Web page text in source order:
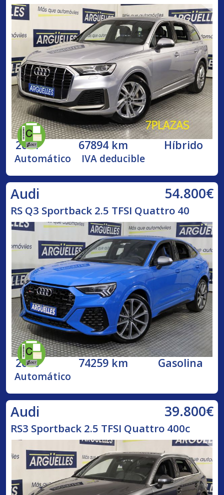
2021 67894 km Híbrido
Automático IVA deducible
Audi 54.800€
RS Q3 Sportback 2.5 TFSI Quattro 40
2020 74259 km Gasolina
Automático
Audi 39.800€
RS3 Sportback 2.5 TFSI Quattro 400c